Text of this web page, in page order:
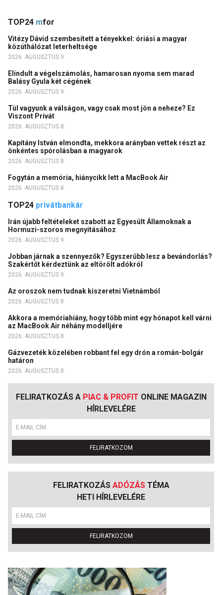
TOP24 mfor
Vitézy Dávid szembesített a tényekkel: óriási a magyar
közúthálózat leterheltsége
2026. AUGUSZTUS 9.
Elindult a végelszámolás, hamarosan nyoma sem marad
Balásy Gyula két cégének
2026. AUGUSZTUS 9.
Túl vagyunk a válságon, vagy csak most jön a neheze? Ez
Viszont Privát
2026. AUGUSZTUS 8.
Kapitány István elmondta, mekkora arányban vettek részt az
önkéntes spórolásban a magyarok
2026. AUGUSZTUS 8.
Fogytán a memória, hiánycikk lett a MacBook Air
2026. AUGUSZTUS 8.
TOP24 privátbankár
Irán újabb feltételeket szabott az Egyesült Államoknak a
Hormuzi-szoros megnyitásához
2026. AUGUSZTUS 9.
Jobban járnak a szennyezők? Egyszerűbb lesz a bevándorlás?
Szakértőt kérdeztünk az eltörölt adókról
2026. AUGUSZTUS 9.
Az oroszok nem tudnak kiszeretni Vietnámból
2026. AUGUSZTUS 8.
Akkora a memóriahiány, hogy több mint egy hónapot kell várni
az MacBook Air néhány modelljére
2026. AUGUSZTUS 8.
Gázvezeték közelében robbant fel egy drón a román-bolgár
határon
2026. AUGUSZTUS 8.
FELIRATKOZÁS A PIAC & PROFIT ONLINE MAGAZIN
HÍRLEVELÉRE
FELIRATKOZOM
FELIRATKOZÁS ADÓZÁSTÉMA
HETI HÍRLEVELÉRE
FELIRATKOZOM